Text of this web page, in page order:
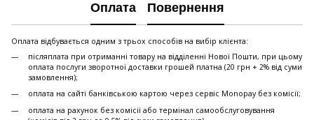
Оплата Повернення
Оплата відбувається одним з трьох способів на вибір клієнта:
післяплата при отриманні товару на відділенні Нової Пошти, при цьому
оплата послуги зворотної доставки грошей платна (20 грн + 2% від суми
замовлення);
оплата на сайті банківською картою через сервіс Monopay без комісії;
оплата на рахунок без комісії або термінал самообслуговування